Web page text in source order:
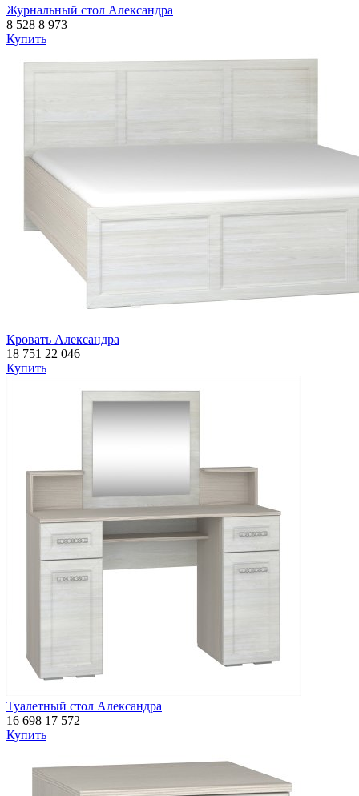
Журнальный стол Александра
8 528 8 973
Купить
Кровать Александра
18 751 22 046
Купить
Туалетный стол Александра
16 698 17 572
Купить